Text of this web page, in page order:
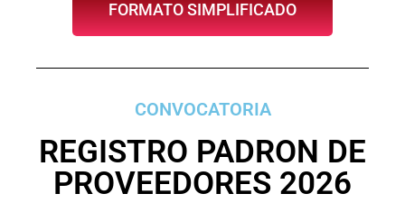
FORMATO SIMPLIFICADO
CONVOCATORIA
REGISTRO PADRON DE
PROVEEDORES 2026